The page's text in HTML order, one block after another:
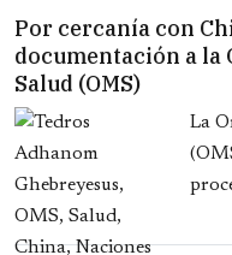
Por cercanía con
documentación a la
Salud (OMS)
La